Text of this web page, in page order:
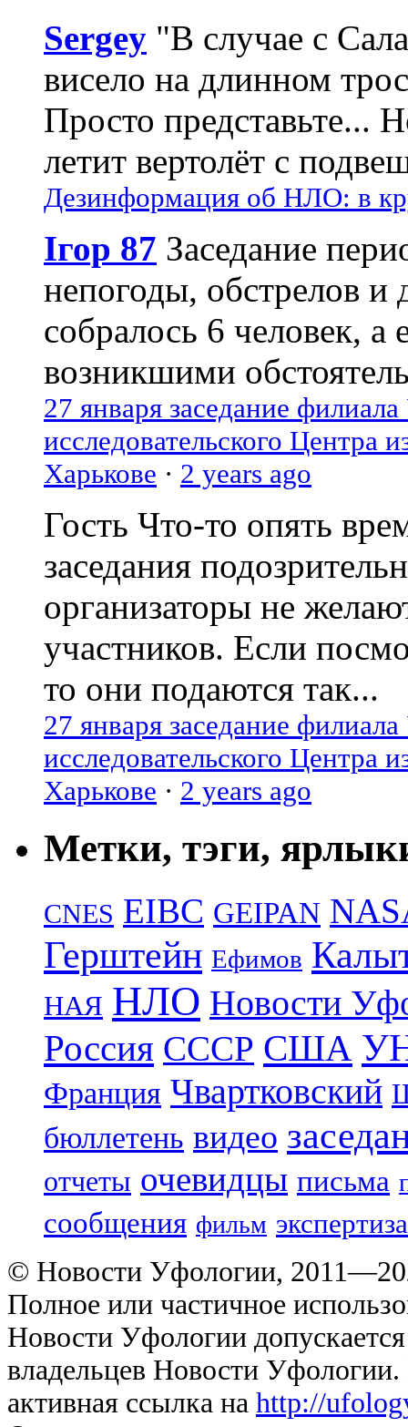
Sergey "В случае с
висело на длинном
Просто представьте...
летит вертолёт с
Дезинформация об НЛО: в
Ігор 87 Заседание
непогоды, обстрелов и
собралось 6 человек, а
возникшими
27 января заседание
исследовательского Центра
Харькове · 2 years ago
Гость Что-то опять
заседания
организаторы не
участников. Если
то они подаются так...
27 января заседание
исследовательского Центра
Харькове · 2 years ago
Метки, тэги,
CNES EIBC GEIPAN
Герштейн Ефимов
НАЯ НЛО Новости
Россия СССР США
Франция Чвартковский
бюллетень видео
отчеты очевидцы письма
сообщения фильм экспертиза
© Новости Уфологии,
Полное или частичное
Новости Уфологии
владельцев Новости
активная ссылка на http://